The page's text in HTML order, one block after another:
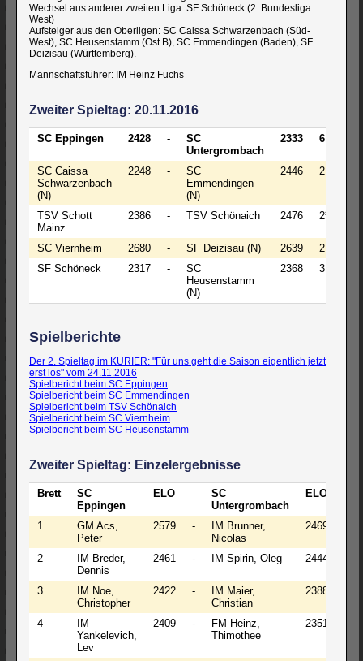
Wechsel aus anderer zweiten Liga: SF Schöneck (2. Bundesliga
West)
Aufsteiger aus den Oberligen: SC Caissa Schwarzenbach (Süd-
West), SC Heusenstamm (Ost B), SC Emmendingen (Baden), SF
Deizisau (Württemberg).
Mannschaftsführer: IM Heinz Fuchs
Zweiter Spieltag: 20.11.2016
SC Eppingen 2428 -
SC
Untergrombach
2333 6
SC Caissa
Schwarzenbach
(N)
2248 -
SC
Emmendingen
(N)
2446 2
TSV Schott
Mainz
2386 - TSV Schönaich 2476 2½
SC Viernheim 2680 - SF Deizisau (N) 2639 2
SF Schöneck
2317 -
SC
Heusenstamm
(N)
2368 3
Spielberichte
Der 2. Spieltag im KURIER: "Für uns geht die Saison eigentlich jetzt
erst los" vom 24.11.2016
Spielbericht beim SC Eppingen
Spielbericht beim SC Emmendingen
Spielbericht beim TSV Schönaich
Spielbericht beim SC Viernheim
Spielbericht beim SC Heusenstamm
Zweiter Spieltag: Einzelergebnisse
Brett
SC
Eppingen
ELO
SC
Untergrombach
ELO
1
GM Acs,
Peter
2579 -
IM Brunner,
Nicolas
2469
2
IM Breder,
Dennis
2461 - IM Spirin, Oleg 2444
3
IM Noe,
Christopher
2422 -
IM Maier,
Christian
2388
4
IM
Yankelevich,
Lev
2409 -
FM Heinz,
Thimothee
2351